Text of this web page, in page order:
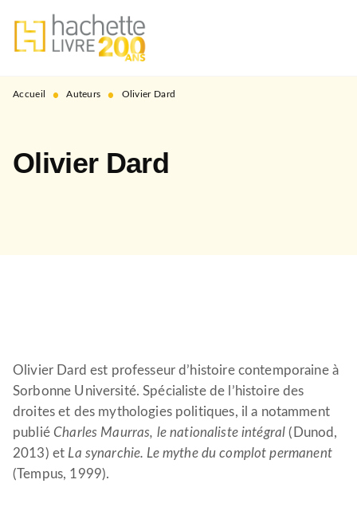
MENU RECHERCHE
PIED DE PAGE
Accueil • Auteurs • Olivier Dard
Olivier Dard
Olivier Dard est professeur d’histoire contemporaine à
Sorbonne Université. Spécialiste de l’histoire des
droites et des mythologies politiques, il a notamment
publiéCharles Maurras, le nationaliste intégral(Dunod,
2013) et La synarchie. Le mythe du complot permanent
(Tempus, 1999).